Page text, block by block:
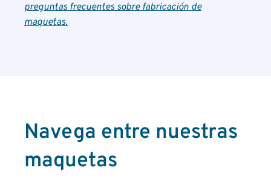
preguntas frecuentes sobre fabricación de
maquetas.
Navega entre nuestras
maquetas